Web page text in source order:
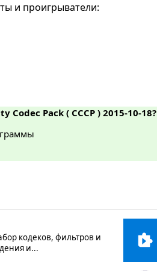
и проигрыватели:
Pack ( CCCP ) 2015-10-18?
кодеков, фильтров и
и...